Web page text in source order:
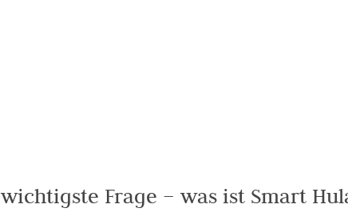
Frage – was ist Smart